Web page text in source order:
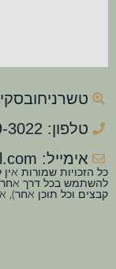
טשרניחובסקי 12, ראשון לציון
טלפון: 058-489-3022
אימייל: tzach8@gmail.com
כל הזכויות שמורות
להשתמש בכל דרך
קבצים וכל תוכן